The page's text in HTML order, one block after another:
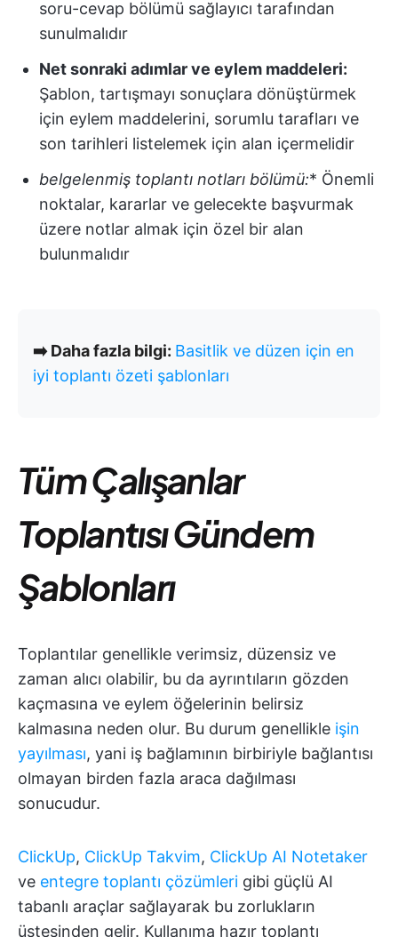
soru-cevap bölümü sağlayıcı tarafından
sunulmalıdır
Net sonraki adımlar ve eylem maddeleri:
Şablon, tartışmayı sonuçlara dönüştürmek
için eylem maddelerini, sorumlu tarafları ve
son tarihleri listelemek için alan içermelidir
belgelenmiş toplantı notları bölümü:* Önemli
noktalar, kararlar ve gelecekte başvurmak
üzere notlar almak için özel bir alan
bulunmalıdır
➡️ Daha fazla bilgi: Basitlik ve düzen için en
iyi toplantı özeti şablonları
Tüm Çalışanlar
Toplantısı Gündem
Şablonları
Toplantılar genellikle verimsiz, düzensiz ve
zaman alıcı olabilir, bu da ayrıntıların gözden
kaçmasına ve eylem öğelerinin belirsiz
kalmasına neden olur. Bu durum genellikle işin
yayılması, yani iş bağlamının birbiriyle bağlantısı
olmayan birden fazla araca dağılması
sonucudur.
ClickUp, ClickUp Takvim, ClickUp AI Notetaker
ve entegre toplantı çözümleri gibi güçlü AI
tabanlı araçlar sağlayarak bu zorlukların
üstesinden gelir. Kullanıma hazır toplantı